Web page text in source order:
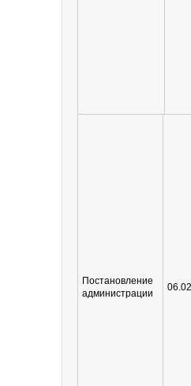
Постановление
администрации